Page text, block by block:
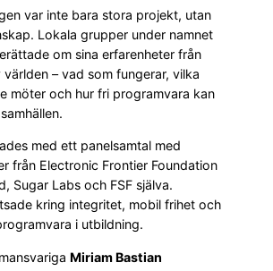
var inte bara stora projekt, utan
Lokala grupper under namnet
om sina erfarenheter från
– vad som fungerar, vilka
möter och hur fri programvara kan
med ett panelsamtal med
från Electronic Frontier Foundation
Sugar Labs och FSF själva.
kring integritet, mobil frihet och
i utbildning.
Miriam Bastian